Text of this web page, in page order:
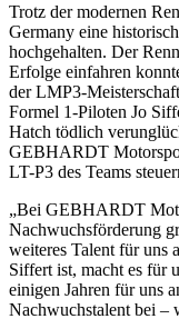
Trotz der modernen
Germany eine
hochgehalten. Der
Erfolge einfahren
der LMP3-
Formel 1-Piloten Jo
Hatch tödlich
GEBHARDT
LT-P3 des Teams
„Bei GEBHARDT
Nachwuchsförderung
weiteres Talent für uns
Siffert ist, macht es für
einigen Jahren für uns
Nachwuchstalent bei –